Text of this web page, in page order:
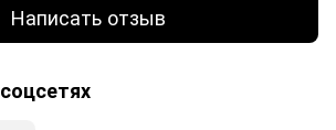
Написать отзыв